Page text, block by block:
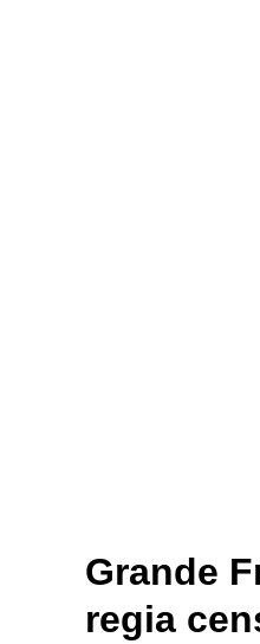
Grande
regia